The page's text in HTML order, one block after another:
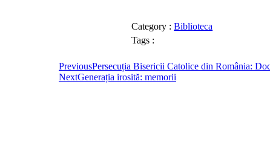
Category : Biblioteca
Tags :
PreviousPersecuția Bisericii Catolice din România:
NextGenerația irosită: memorii